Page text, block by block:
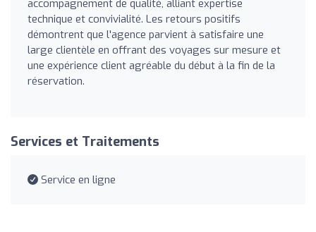
accompagnement de qualité, alliant expertise
technique et convivialité. Les retours positifs
démontrent que l'agence parvient à satisfaire une
large clientèle en offrant des voyages sur mesure et
une expérience client agréable du début à la fin de la
réservation.
Services et Traitements
Service en ligne